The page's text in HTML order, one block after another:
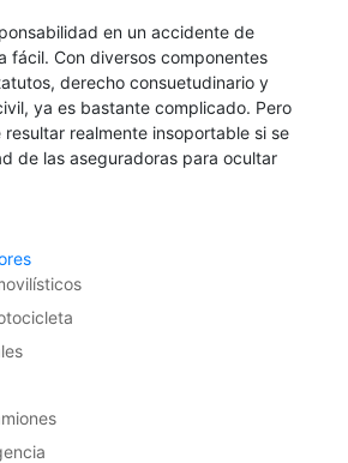
en un accidente de
fácil. Con diversos componentes
derecho consuetudinario y
ya es bastante complicado. Pero
realmente insoportable si se
de las aseguradoras para ocultar